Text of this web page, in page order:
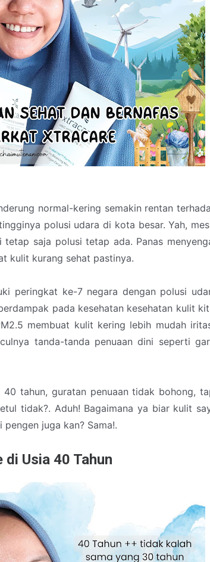
normal-kering semakin rentan
polusi udara di kota besar. Yah,
saja polusi tetap ada. Panas
kulit kurang sehat pastinya.
peringkat ke-7 negara dengan polusi
pada kesehatan kesehatan kulit
membuat kulit kering lebih mudah
tanda-tanda penuaan dini seperti
tahun, guratan penuaan tidak bohong,
tidak?. Aduh! Bagaimana ya biar kulit
juga kan? Sama!.
Usia 40 Tahun